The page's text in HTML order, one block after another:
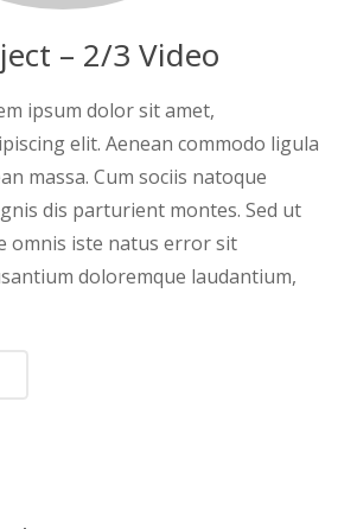
– 2/3 Video
ipsum dolor sit amet,
elit. Aenean commodo ligula
massa. Cum sociis natoque
dis parturient montes. Sed ut
omnis iste natus error sit
doloremque laudantium,